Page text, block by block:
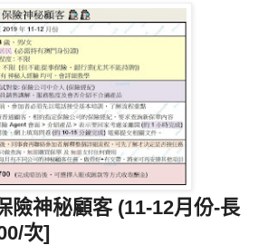
險神秘顧客 (11-12月份-長
次]